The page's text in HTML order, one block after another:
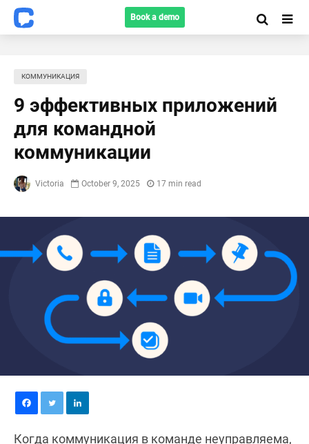
Book a demo
КОММУНИКАЦИЯ
9 эффективных приложений
для командной
коммуникации
Victoria October 9, 2025 17 min read
Когда коммуникация в команде неуправляема,